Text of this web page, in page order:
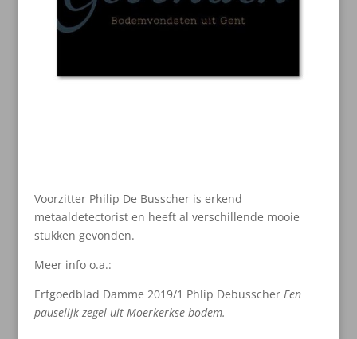
Voorzitter Philip De Busscher is erkend
metaaldetectorist en heeft al verschillende mooie
stukken gevonden.
Meer info o.a.:
Erfgoedblad Damme 2019/1 Phlip Debusscher Een
pauselijk zegel uit Moerkerkse bodem.